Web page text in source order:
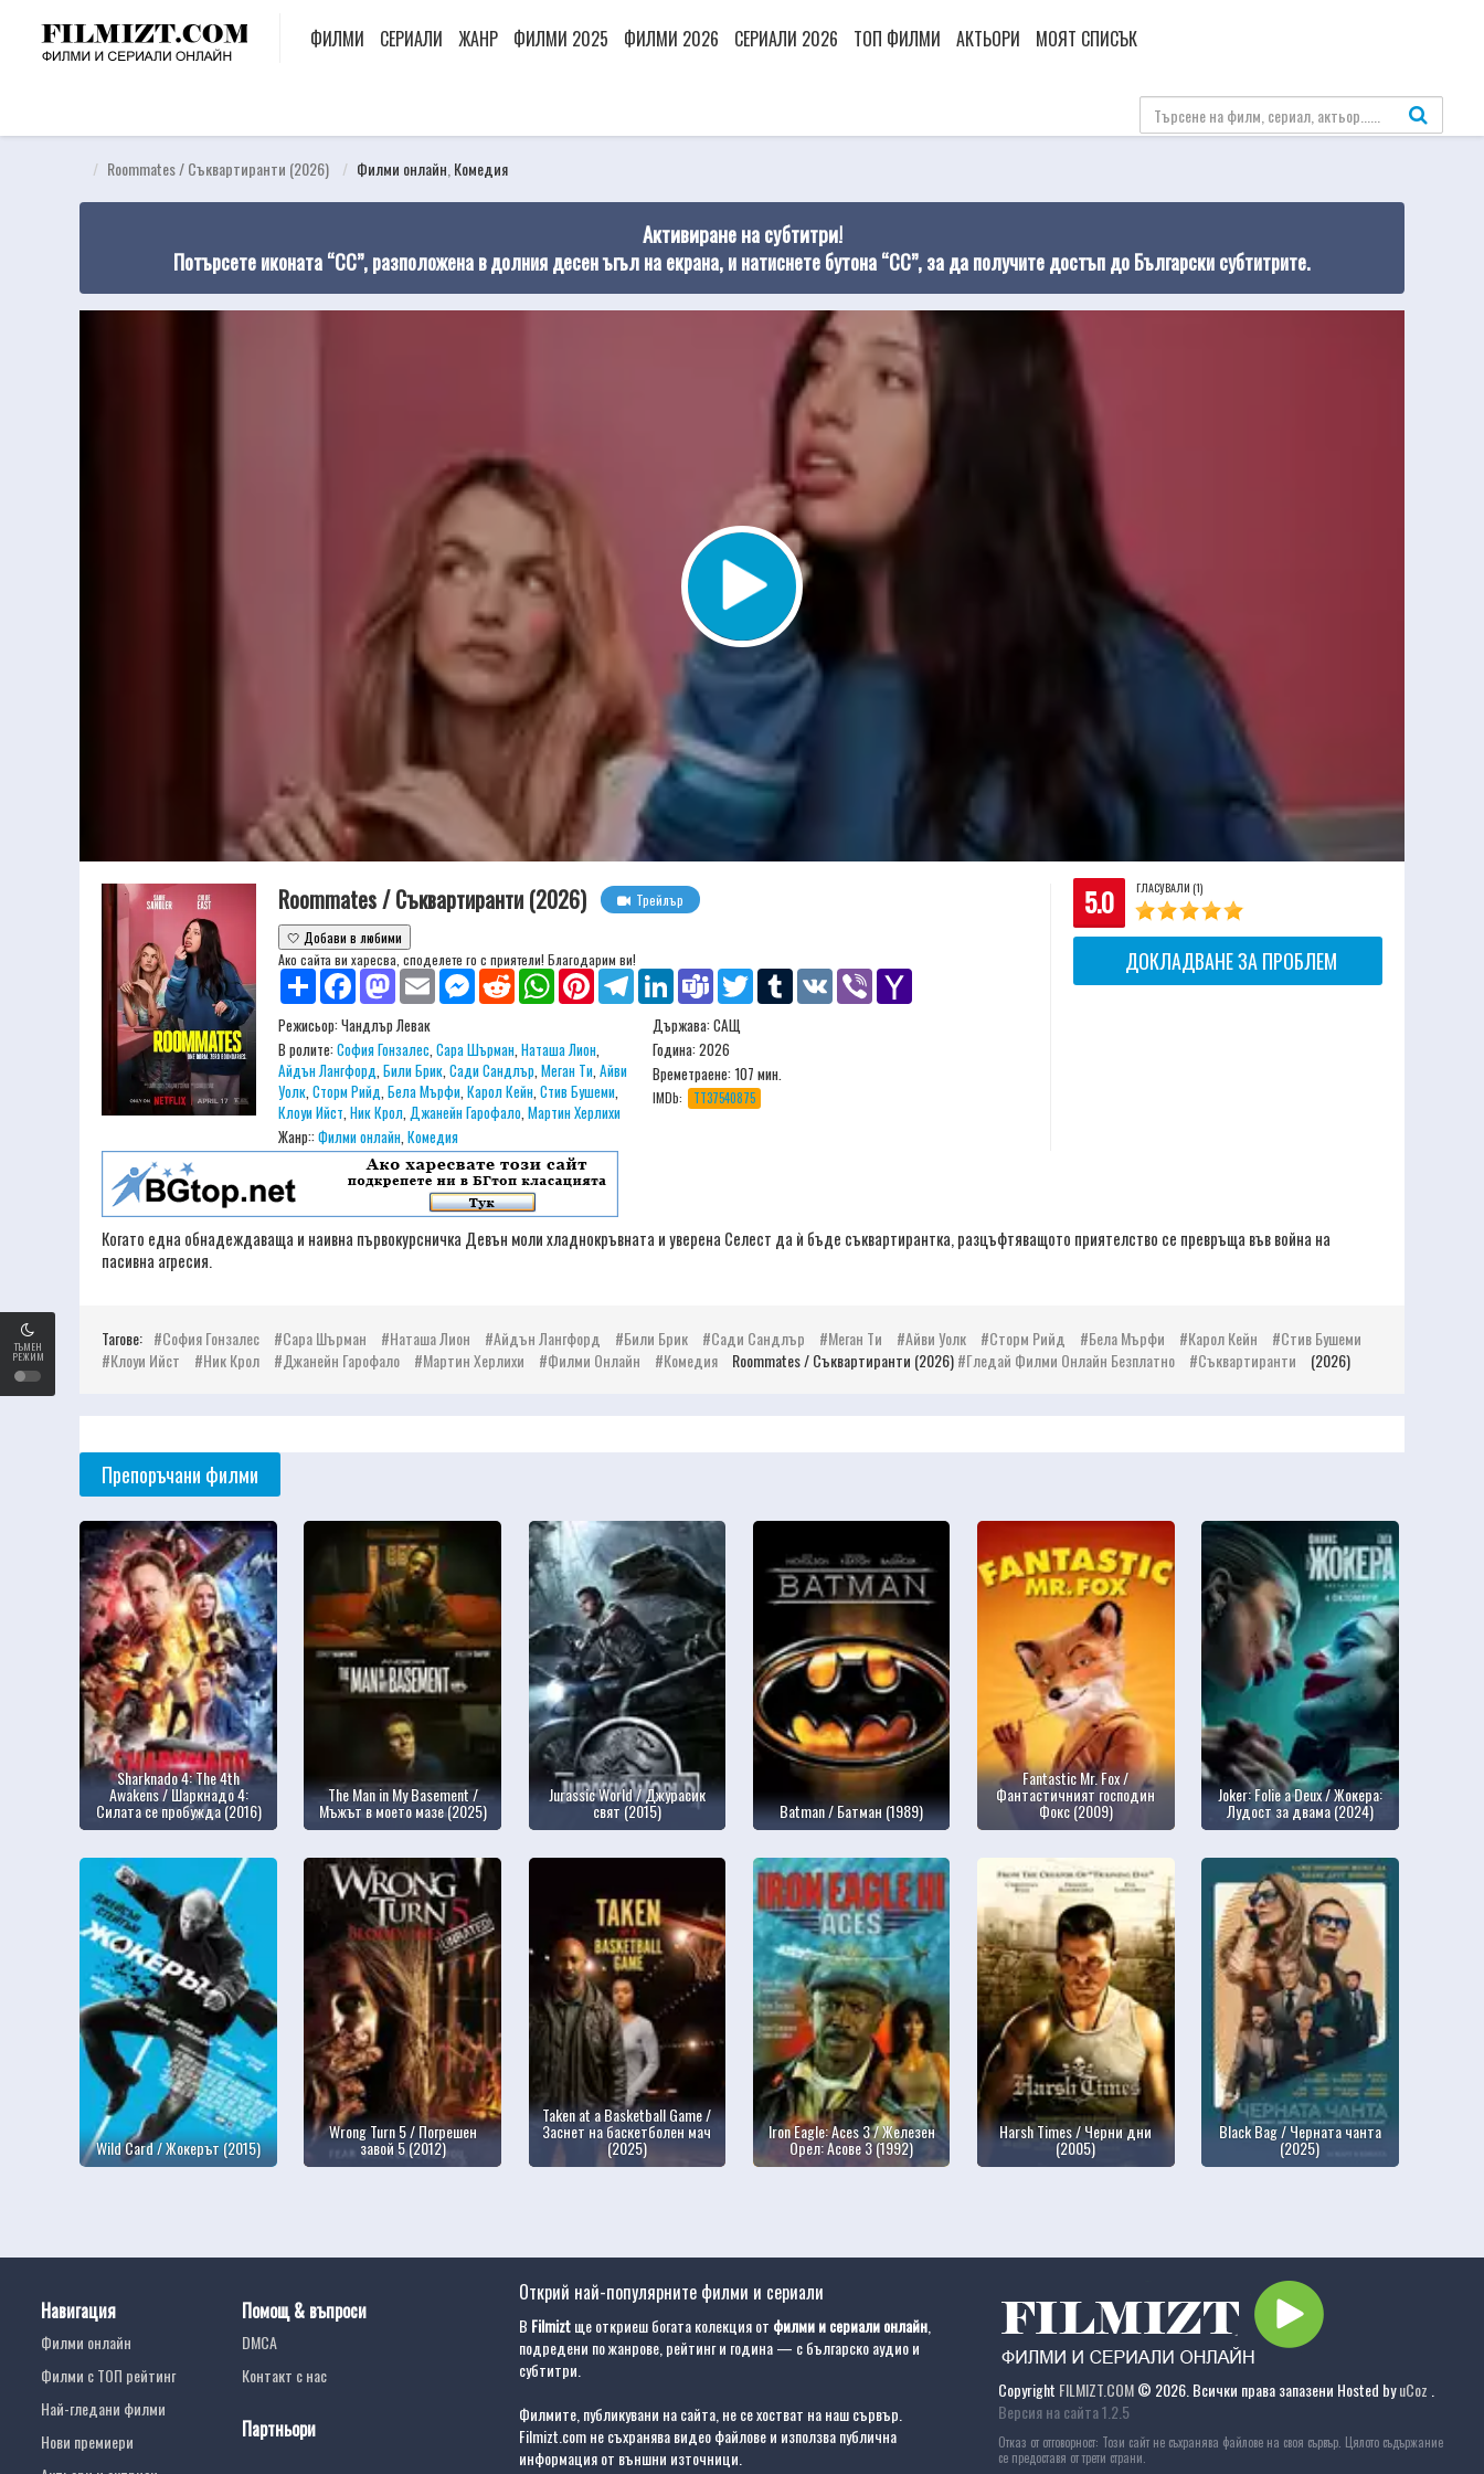
ТЪМЕН
РЕЖИМ
ФИЛМИ СЕРИАЛИ ЖАНР ФИЛМИ 2025 ФИЛМИ 2026 СЕРИАЛИ 2026 ТОП ФИЛМИ АКТЬОРИ МОЯТ СПИСЪК
Roommates / Съквартиранти (2026) Филми онлайн Комедия
Активиране на субтитри!
Потърсете иконата “CC”, разположена в долния десен ъгъл на екрана, и натиснете бутона “CC”, за да получите достъп до Български субтитрите.
5.0 ГЛАСУВАЛИ (1)
ДОКЛАДВАНЕ ЗА ПРОБЛЕМ
Roommates / Съквартиранти (2026)
Трейлър
🤍 Добави в любими
Ако сайта ви харесва, споделете го с приятели! Благодарим ви!
Share
FacebookMastodonEmail MessengerReddit WhatsAppPinterestTelegramLinkedIn Teams Twitter Tumblr VK Viber
Режисьор:Чандлър Левак
В ролите:София Гонзалес,Сара Шърман,Наташа Лион,
Айдън Лангфорд,Били Брик,Сади Сандлър,Меган Ти,Айви
Уолк,Сторм Рийд,Бела Мърфи,Карол Кейн,Стив Бушеми,
Клоуи Ийст,Ник Крол,Джанейн Гарофало,Мартин Херлихи
Жанр::Филми онлайн,Комедия
Държава: САЩ
Година: 2026
Времетраене:107 мин.
IMDb: TT37540875
Когато една обнадеждаваща и наивна първокурсничка Девън моли хладнокръвната и уверена Селест да ѝ бъде съквартирантка, разцъфтяващото приятелство се превръща във война на
пасивна агресия.
Тагове: София Гонзалес Сара Шърман Наташа Лион Айдън Лангфорд Били Брик Сади Сандлър Меган Ти Айви Уолк Сторм Рийд Бела Мърфи Карол Кейн
Стив Бушеми
Клоуи Ийст
Ник Крол Джанейн Гарофало Мартин Херлихи Филми Онлайн Комедия Roommates / Съквартиранти (2026) Гледай Филми Онлайн Безплатно Съквартиранти (2026)
Препоръчани филми
Sharknado 4: The 4th
Awakens / Шаркнадо 4:
Силата се пробужда (2016)
The Man in My Basement /
Мъжът в моето мазе (2025)
Jurassic World / Джурасик
свят (2015) Batman / Батман (1989)
Fantastic Mr. Fox /
Фантастичният господин
Фокс (2009)
Joker: Folie a Deux / Жокера:
Лудост за двама (2024)
Wild Card / Жокерът (2015)
Wrong Turn 5 / Погрешен
завой 5 (2012)
Taken at a Basketball Game /
Заснет на баскетболен мач
(2025)
Iron Eagle: Aces 3 / Железен
Орел: Асове 3 (1992)
Harsh Times / Черни дни
(2005)
Black Bag / Черната чанта
(2025)
Навигация
Филми онлайн
Филми с ТОП рейтинг
Най-гледани филми
Нови премиери
Помощ & въпроси
DMCA
Контакт с нас
Партньори
Открий най-популярните филми и сериали
В Filmiztще откриеш богата колекция от филми и сериали онлайн
подредени по жанрове, рейтинг и година — с българско аудио и
субтитри.
Филмите, публикувани на сайта, не се хостват на наш сървър.
Filmizt.com не съхранява видео файлове и използва публична
информация от външни източници.
Copyright FILMIZT.COM© 2026. Всички права запазени Hosted byuCoz
Версия на сайта 1.2.5
Отказ от отговорност: Този сайт не съхранява файлове на своя сървър. Цялото съдържание
се предоставя от трети страни.